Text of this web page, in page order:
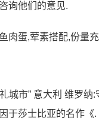
询他们的意见.
肉蛋,荤素搭配,份量
城市” 意大利 维罗
于莎士比亚的名作《.